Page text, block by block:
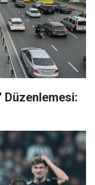
Düzenlemesi: